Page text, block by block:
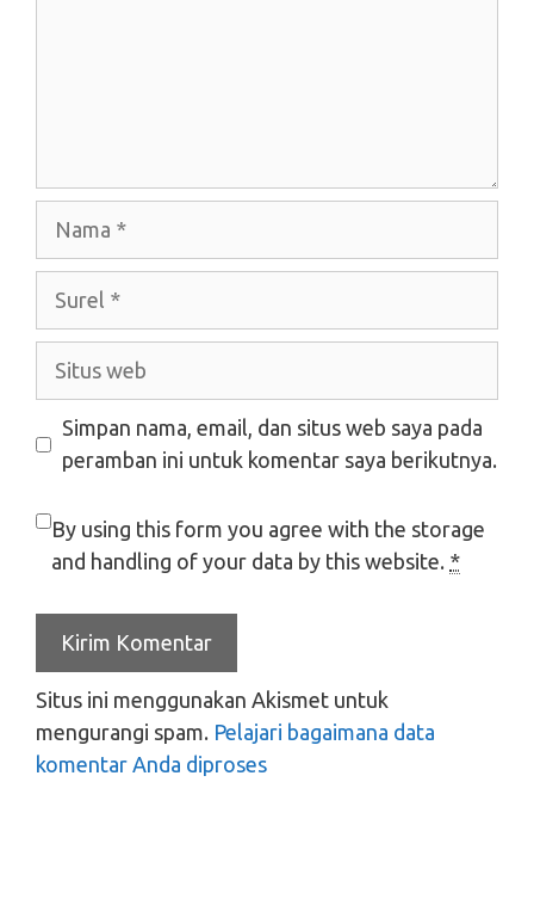
Situs
Simpan nama, email, dan situs web saya pada
peramban ini untuk komentar saya berikutnya.
By using this form you agree with the storage
and handling of your data by this website. *
Situs ini menggunakan Akismet untuk
mengurangi spam. Pelajari bagaimana data
komentar Anda diproses